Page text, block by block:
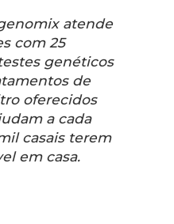
atende
com 25
genéticos
de
oferecidos
a cada
casais terem
em casa.